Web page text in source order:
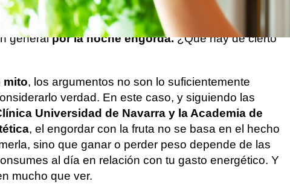
hay un mito muy extendido que dice que algunas
son malas para el estómago y, sobre todo, que
generalpor la noche engorda.¿Qué hay de cierto
mito, los argumentos no son lo suficientemente
verdad. En este caso, y siguiendo las
Universidad de Navarra y la Academia de
, el engordar con la fruta no se basa en el hecho
sino que ganar o perder peso depende de las
al día en relación con tu gasto energético. Y
mucho que ver.